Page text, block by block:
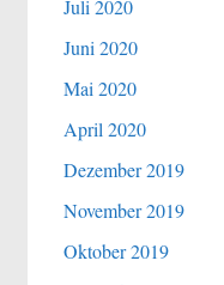
Juli 2020
Juni 2020
Mai 2020
April 2020
Dezember 2019
November 2019
Oktober 2019